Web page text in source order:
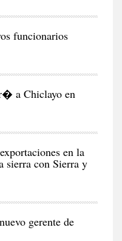
funcionarios
a Chiclayo en
en la
sierra con Sierra y
gerente de